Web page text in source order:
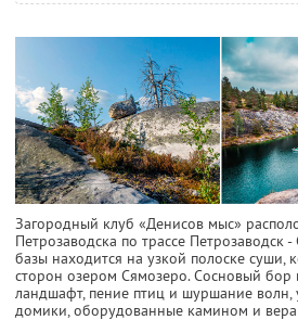
Загородный клуб «Денисов мыс»
Петрозаводска по трассе Петрозаводск
базы находится на узкой полоске суши,
сторон озером Сямозеро. Сосновый бор
ландшафт, пение птиц и шуршание
домики, оборудованные камином и